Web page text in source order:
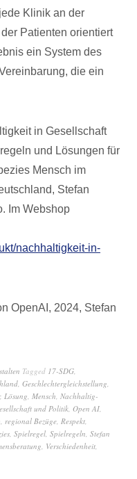
Klinik an der
Patienten orientiert
ein System des
die ein
in Gesellschaft
und Lösungen für
Mensch im
Stefan
Im Webshop
nachhaltigkeit-in-
OpenAI, 2024, Stefan
Tagged 17-SDG,
, Geschlechtergleichstellung,
, Lösung, Mensch, Nachhaltig-
und Politik, Open AI,
, regional Bezüge, Respekt,
, Spielregel, Spielregeln, Stefan
, Verschiedenheit,